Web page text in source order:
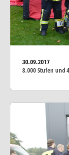
30.09.2017
8.000 Stufen und